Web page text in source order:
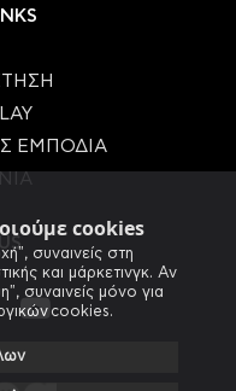
cookies
συναινείς στη
και μάρκετινγκ. Αν
συναινείς μόνο για
cookies.
ΕΜΠΟΔΙΑ